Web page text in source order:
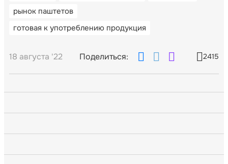
рынок паштетов
готовая к употреблению продукция
18 августа '22 Поделиться: 2415